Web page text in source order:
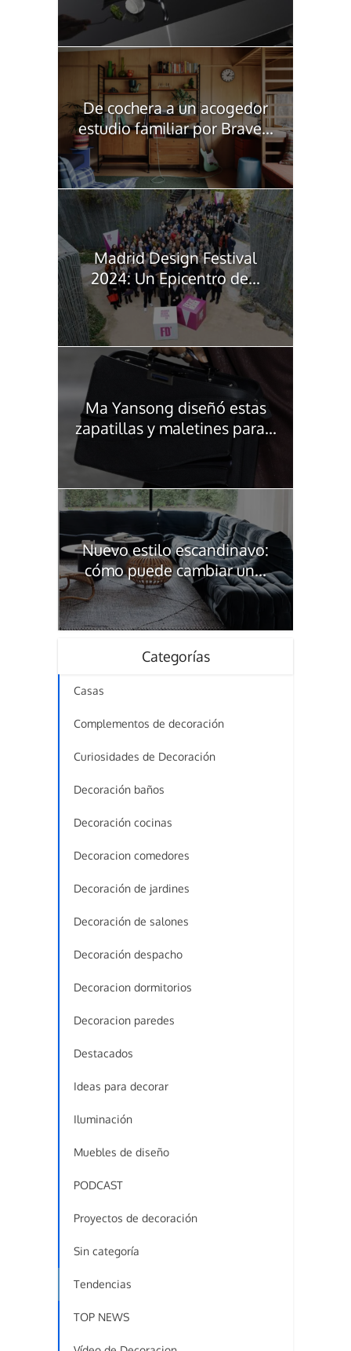
De cochera a un acogedor
estudio familiar por Brave...
Madrid Design Festival
2024: Un Epicentro de...
Ma Yansong diseñó estas
zapatillas y maletines para...
Nuevo estilo escandinavo:
cómo puede cambiar un...
Categorías
Casas
Complementos de decoración
Curiosidades de Decoración
Decoración baños
Decoración cocinas
Decoracion comedores
Decoración de jardines
Decoración de salones
Decoración despacho
Decoracion dormitorios
Decoracion paredes
Destacados
Ideas para decorar
Iluminación
Muebles de diseño
PODCAST
Proyectos de decoración
Sin categoría
Tendencias
TOP NEWS